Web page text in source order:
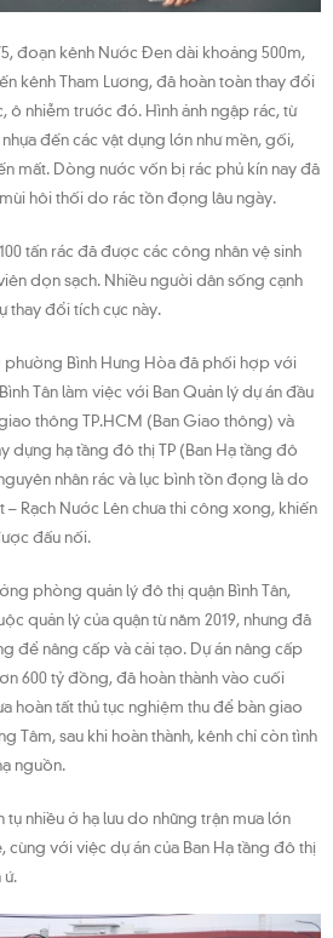
đoạn kênh Nước Đen dài khoảng 500m,
kênh Tham Lương, đã hoàn toàn thay đổi
ô nhiễm trước đó. Hình ảnh ngập rác, từ
đến các vật dụng lớn như mền, gối,
mất. Dòng nước vốn bị rác phủ kín nay đã
hôi thối do rác tồn đọng lâu ngày.
tấn rác đã được các công nhân vệ sinh
dọn sạch. Nhiều người dân sống cạnh
thay đổi tích cực này.
phường Bình Hưng Hòa đã phối hợp với
Tân làm việc với Ban Quản lý dự án đầu
thông TP.HCM (Ban Giao thông) và
dựng hạ tầng đô thị TP (Ban Hạ tầng đô
nhân rác và lục bình tồn đọng là do
– Rạch Nước Lên chưa thi công xong, khiến
đấu nối.
phòng quản lý đô thị quận Bình Tân,
quản lý của quận từ năm 2019, nhưng đã
để nâng cấp và cải tạo. Dự án nâng cấp
600 tỷ đồng, đã hoàn thành vào cuối
hoàn tất thủ tục nghiệm thu để bàn giao
Tâm, sau khi hoàn thành, kênh chỉ còn tình
nguồn.
tụ nhiều ở hạ lưu do những trận mưa lớn
với việc dự án của Ban Hạ tầng đô thị
ứ.